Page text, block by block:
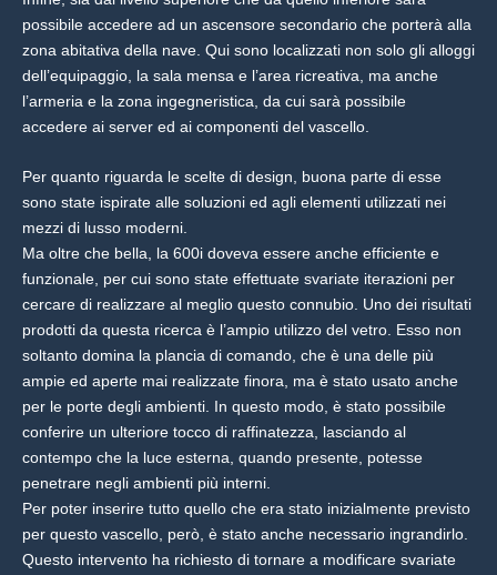
possibile accedere ad un ascensore secondario che porterà alla
zona abitativa della nave. Qui sono localizzati non solo gli alloggi
dell’equipaggio, la sala mensa e l’area ricreativa, ma anche
l’armeria e la zona ingegneristica, da cui sarà possibile
accedere ai server ed ai componenti del vascello.
Per quanto riguarda le scelte di design, buona parte di esse
sono state ispirate alle soluzioni ed agli elementi utilizzati nei
mezzi di lusso moderni.
Ma oltre che bella, la 600i doveva essere anche efficiente e
funzionale, per cui sono state effettuate svariate iterazioni per
cercare di realizzare al meglio questo connubio. Uno dei risultati
prodotti da questa ricerca è l’ampio utilizzo del vetro. Esso non
soltanto domina la plancia di comando, che è una delle più
ampie ed aperte mai realizzate finora, ma è stato usato anche
per le porte degli ambienti. In questo modo, è stato possibile
conferire un ulteriore tocco di raffinatezza, lasciando al
contempo che la luce esterna, quando presente, potesse
penetrare negli ambienti più interni.
Per poter inserire tutto quello che era stato inizialmente previsto
per questo vascello, però, è stato anche necessario ingrandirlo.
Questo intervento ha richiesto di tornare a modificare svariate